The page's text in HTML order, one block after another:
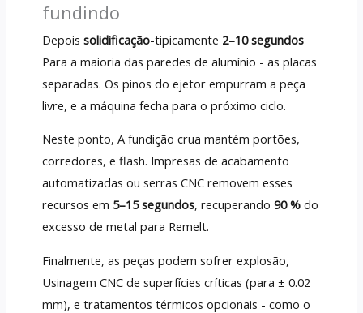
fundindo
Depois solidificação-tipicamente 2–10 segundos
Para a maioria das paredes de alumínio - as placas
separadas. Os pinos do ejetor empurram a peça
livre, e a máquina fecha para o próximo ciclo.
Neste ponto, A fundição crua mantém portões,
corredores, e flash. Impresas de acabamento
automatizadas ou serras CNC removem esses
recursos em 5–15 segundos, recuperando 90 %do
excesso de metal para Remelt.
Finalmente, as peças podem sofrer explosão,
Usinagem CNC de superfícies críticas (para ± 0.02
mm), e tratamentos térmicos opcionais - como o